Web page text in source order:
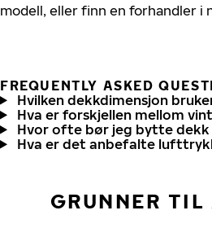
modell, eller finn en forhandler i
FREQUENTLY ASKED
Hvilken dekkdimensjon
Hva er forskjellen mellom
Hvor ofte bør jeg bytte dekk
Hva er det anbefalte
GRUNNER